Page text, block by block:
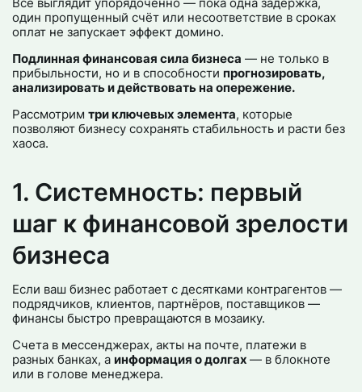
один пропущенный счёт или несоответствие в сроках
оплат не запускает эффект домино.
Подлинная финансовая сила бизнеса — не только в
прибыльности, но и в способности прогнозировать,
анализировать и действовать на опережение.
Рассмотримтри ключевых элемента, которые
позволяют бизнесу сохранять стабильность и расти без
хаоса.
1. Системность: первый
шаг к финансовой зрелости
бизнеса
Если ваш бизнес работает с десятками контрагентов —
подрядчиков, клиентов, партнёров, поставщиков —
финансы быстро превращаются в мозаику.
Счета в мессенджерах, акты на почте, платежи в
разных банках, а информация о долгах— в блокноте
или в голове менеджера.